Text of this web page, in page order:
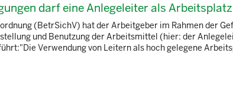
darf eine Anlegeleiter als
(BetrSichV) hat der Arbeitgeber im Rahmen der
und Benutzung der Arbeitsmittel (hier: der
Verwendung von Leitern als hoch gelegene